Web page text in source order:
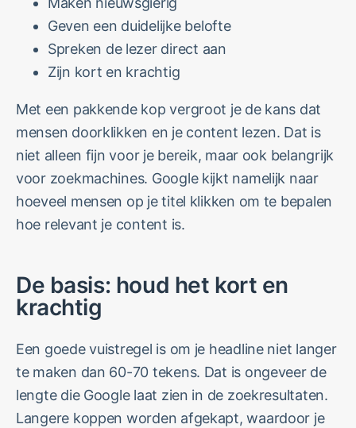
Geven een duidelijke belofte
Spreken de lezer direct aan
Zijn kort en krachtig
Met een pakkende kop vergroot je de kans dat
mensen doorklikken en je content lezen. Dat is
niet alleen fijn voor je bereik, maar ook belangrijk
voor zoekmachines. Google kijkt namelijk naar
hoeveel mensen op je titel klikken om te bepalen
hoe relevant je content is.
De basis: houd het kort en
krachtig
Een goede vuistregel is om je headline niet langer
te maken dan 60-70 tekens. Dat is ongeveer de
lengte die Google laat zien in de zoekresultaten.
Langere koppen worden afgekapt, waardoor je